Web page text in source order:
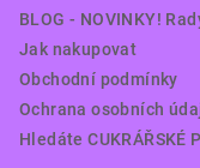
BLOG - NOVINKY!
Jak nakupovat
Obchodní podmínky
Ochrana osobních
Hledáte CUKRÁŘSKÉ